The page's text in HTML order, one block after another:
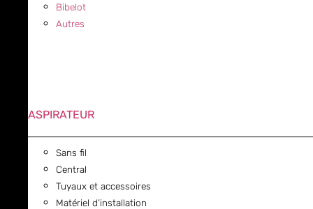
Bibelot
Autres
ASPIRATEUR
Sans fil
Central
Tuyaux et accessoires
Matériel d’installation